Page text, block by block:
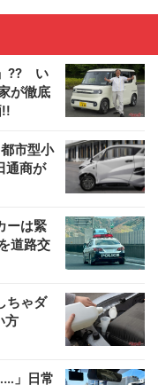
?? い
が徹底
市型小
通商が
ーは緊
道路交
ちゃダ
方
」日常